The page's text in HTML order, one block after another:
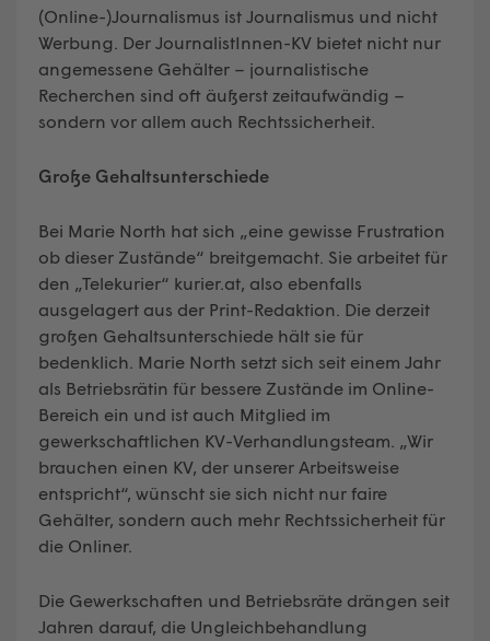
(Online-)Journalismus ist Journalismus und nicht
Werbung. Der JournalistInnen-KV bietet nicht nur
angemessene Gehälter – journalistische
Recherchen sind oft äußerst zeitaufwändig –
sondern vor allem auch Rechtssicherheit.
Große Gehaltsunterschiede
Bei Marie North hat sich „eine gewisse Frustration
ob dieser Zustände“ breitgemacht. Sie arbeitet für
den „Telekurier“ kurier.at, also ebenfalls
ausgelagert aus der Print-Redaktion. Die derzeit
großen Gehaltsunterschiede hält sie für
bedenklich. Marie North setzt sich seit einem Jahr
als Betriebsrätin für bessere Zustände im Online-
Bereich ein und ist auch Mitglied im
gewerkschaftlichen KV-Verhandlungsteam. „Wir
brauchen einen KV, der unserer Arbeitsweise
entspricht“, wünscht sie sich nicht nur faire
Gehälter, sondern auch mehr Rechtssicherheit für
die Onliner.
Die Gewerkschaften und Betriebsräte drängen seit
Jahren darauf, die Ungleichbehandlung